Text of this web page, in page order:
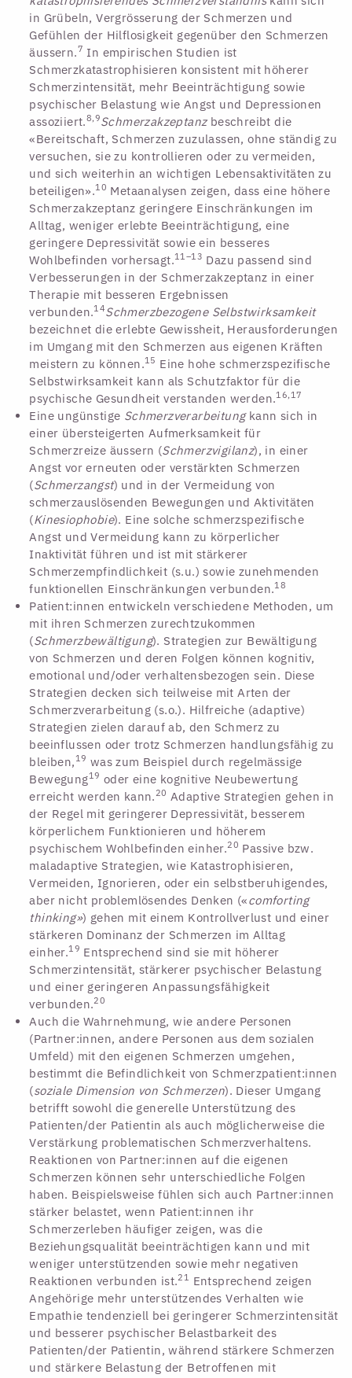
in Grübeln, Vergrösserung der Schmerzen und
Gefühlen der Hilflosigkeit gegenüber den Schmerzen
äussern.7 In empirischen Studien ist
Schmerzkatastrophisieren konsistent mit höherer
Schmerzintensität, mehr Beeinträchtigung sowie
psychischer Belastung wie Angst und Depressionen
assoziiert.8,9Schmerzakzeptanzbeschreibt die
«Bereitschaft, Schmerzen zuzulassen, ohne ständig zu
versuchen, sie zu kontrollieren oder zu vermeiden,
und sich weiterhin an wichtigen Lebensaktivitäten zu
beteiligen».10 Metaanalysen zeigen, dass eine höhere
Schmerzakzeptanz geringere Einschränkungen im
Alltag, weniger erlebte Beeinträchtigung, eine
geringere Depressivität sowie ein besseres
Wohlbefinden vorhersagt.11–13 Dazu passend sind
Verbesserungen in der Schmerzakzeptanz in einer
Therapie mit besseren Ergebnissen
verbunden.14Schmerzbezogene Selbstwirksamkeit
bezeichnet die erlebte Gewissheit, Herausforderungen
im Umgang mit den Schmerzen aus eigenen Kräften
meistern zu können.15 Eine hohe schmerzspezifische
Selbstwirksamkeit kann als Schutzfaktor für die
psychische Gesundheit verstanden werden.16,17
Eine ungünstige Schmerzverarbeitungkann sich in
einer übersteigerten Aufmerksamkeit für
Schmerzreize äussern (Schmerzvigilanz), in einer
Angst vor erneuten oder verstärkten Schmerzen
(Schmerzangst) und in der Vermeidung von
schmerzauslösenden Bewegungen und Aktivitäten
(Kinesiophobie). Eine solche schmerzspezifische
Angst und Vermeidung kann zu körperlicher
Inaktivität führen und ist mit stärkerer
Schmerzempfindlichkeit (s.u.) sowie zunehmenden
funktionellen Einschränkungen verbunden.18
Patient:innen entwickeln verschiedene Methoden, um
mit ihren Schmerzen zurechtzukommen
(Schmerzbewältigung). Strategien zur Bewältigung
von Schmerzen und deren Folgen können kognitiv,
emotional und/oder verhaltensbezogen sein. Diese
Strategien decken sich teilweise mit Arten der
Schmerzverarbeitung (s.o.). Hilfreiche (adaptive)
Strategien zielen darauf ab, den Schmerz zu
beeinflussen oder trotz Schmerzen handlungsfähig zu
bleiben, 19 was zum Beispiel durch regelmässige
Bewegung19 oder eine kognitive Neubewertung
erreicht werden kann.20 Adaptive Strategien gehen in
der Regel mit geringerer Depressivität, besserem
körperlichem Funktionieren und höherem
psychischem Wohlbefinden einher.20 Passive bzw.
maladaptive Strategien, wie Katastrophisieren,
Vermeiden, Ignorieren, oder ein selbstberuhigendes,
aber nicht problemlösendes Denken («comforting
thinking») gehen mit einem Kontrollverlust und einer
stärkeren Dominanz der Schmerzen im Alltag
einher.19 Entsprechend sind sie mit höherer
Schmerzintensität, stärkerer psychischer Belastung
und einer geringeren Anpassungsfähigkeit
verbunden.20
Auch die Wahrnehmung, wie andere Personen
(Partner:innen, andere Personen aus dem sozialen
Umfeld) mit den eigenen Schmerzen umgehen,
bestimmt die Befindlichkeit von Schmerzpatient:innen
(soziale Dimension von Schmerzen). Dieser Umgang
betrifft sowohl die generelle Unterstützung des
Patienten/der Patientin als auch möglicherweise die
Verstärkung problematischen Schmerzverhaltens.
Reaktionen von Partner:innen auf die eigenen
Schmerzen können sehr unterschiedliche Folgen
haben. Beispielsweise fühlen sich auch Partner:innen
stärker belastet, wenn Patient:innen ihr
Schmerzerleben häufiger zeigen, was die
Beziehungsqualität beeinträchtigen kann und mit
weniger unterstützenden sowie mehr negativen
Reaktionen verbunden ist.21 Entsprechend zeigen
Angehörige mehr unterstützendes Verhalten wie
Empathie tendenziell bei geringerer Schmerzintensität
und besserer psychischer Belastbarkeit des
Patienten/der Patientin, während stärkere Schmerzen
und stärkere Belastung der Betroffenen mit